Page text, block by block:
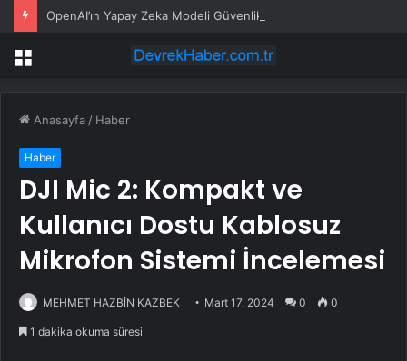
Menü
Anasayfa / Haber
Haber
DJI Mic 2: Kompakt ve
Kullanıcı Dostu Kablosuz
Mikrofon Sistemi İncelemesi
MEHMET HAZBİN KAZBEK Mart 17, 2024 0 0
1 dakika okuma süresi